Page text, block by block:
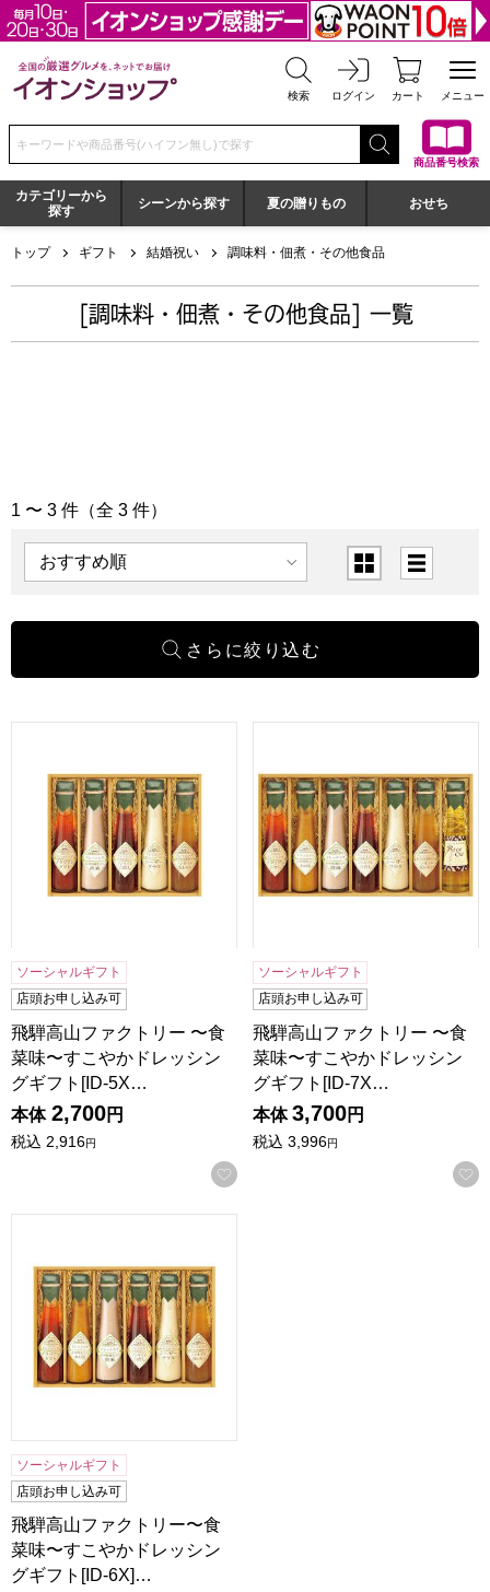
全国の厳選グルメを、ネットでお届け イオンショップ
検索 ログイン カート メニュー
検索キーワードまたは商品番号を入力してください
商品番号検索
カテゴリーから
探す
シーンから探す 夏の贈りもの おせち
トップ ギフト 結婚祝い 調味料・佃煮・その他食品
[調味料・佃煮・その他食品] 一覧
「調味料・佃煮・その他食品」の商品一覧
1 〜 3 件（全 3 件）
表示順 表示切替
ソーシャルギフト
店頭お申し込み可
飛騨高山ファクトリー 〜食
菜味〜すこやかドレッシン
グギフト[ID-5X…
本体 2,700円
税込 2,916円
お気に入りに登録する
ソーシャルギフト
店頭お申し込み可
飛騨高山ファクトリー 〜食
菜味〜すこやかドレッシン
グギフト[ID-7X…
本体 3,700円
税込 3,996円
ソーシャルギフト
店頭お申し込み可
飛騨高山ファクトリー〜食
菜味〜すこやかドレッシン
グギフト[ID-6X]…